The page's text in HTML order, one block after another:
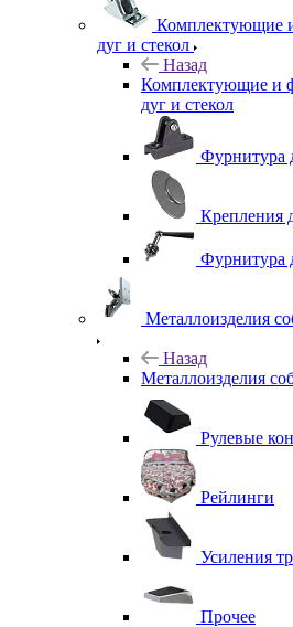
Комплектующие
дуг и стекол
Назад
Комплектующие и
дуг и стекол
Фурнитура
Крепления
Фурнитура
Металлоизделия
Назад
Металлоизделия
Рулевые
Рейлинги
Усиления
Прочее